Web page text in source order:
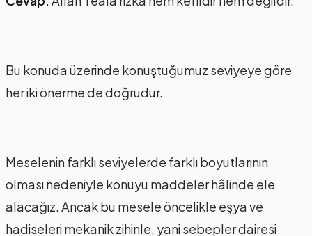
Bu konuda üzerinde konuştuğumuz seviyeye göre
her iki önerme de doğrudur.
Meselenin farklı seviyelerde farklı boyutlarının
olması nedeniyle konuyu maddeler hâlinde ele
alacağız. Ancak bu mesele öncelikle eşya ve
hadiseleri mekanik zihinle, yani sebepler dairesi